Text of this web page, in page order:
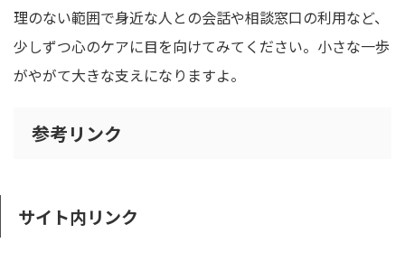
理のない範囲で身近な人との会話や相談窓口の利用など、
少しずつ心のケアに目を向けてみてください。小さな一歩
がやがて大きな支えになりますよ。
参考リンク
サイト内リンク